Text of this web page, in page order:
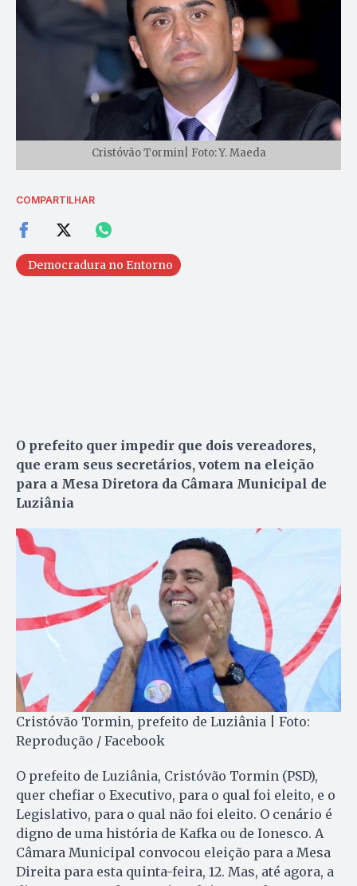
Cristóvão Tormin| Foto: Y. Maeda
COMPARTILHAR
Democradura no Entorno
O prefeito quer impedir que dois vereadores,
que eram seus secretários, votem na eleição
para a Mesa Diretora da Câmara Municipal de
Luziânia
Cristóvão Tormin, prefeito de Luziânia | Foto:
Reprodução / Facebook
O prefeito de Luziânia, Cristóvão Tormin (PSD),
quer chefiar o Executivo, para o qual foi eleito, e o
Legislativo, para o qual não foi eleito. O cenário é
digno de uma história de Kafka ou de Ionesco. A
Câmara Municipal convocou eleição para a Mesa
Direita para esta quinta-feira, 12. Mas, até agora, a